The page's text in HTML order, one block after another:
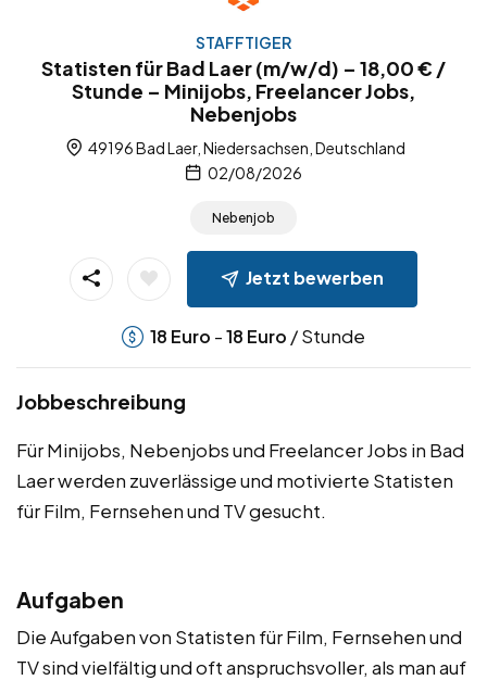
STAFFTIGER
Statisten für Bad Laer (m/w/d) – 18,00 € /
Stunde – Minijobs, Freelancer Jobs,
Nebenjobs
49196 Bad Laer, Niedersachsen, Deutschland
02/08/2026
Nebenjob
Jetzt bewerben
18 Euro -18 Euro / Stunde
Jobbeschreibung
Für Minijobs, Nebenjobs und Freelancer Jobs in Bad
Laer werden zuverlässige und motivierte Statisten
für Film, Fernsehen und TV gesucht.
Aufgaben
Die Aufgaben von Statisten für Film, Fernsehen und
TV sind vielfältig und oft anspruchsvoller, als man auf